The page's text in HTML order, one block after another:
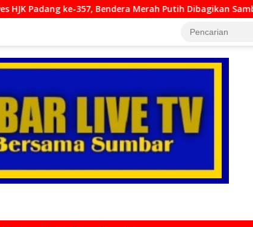
357, Bendera Merah Putih Dibagikan Sambut HUT ke-81 RI